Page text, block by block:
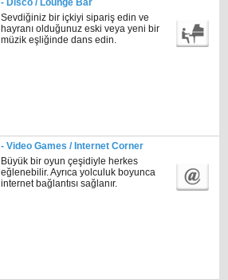
- Disco / Lounge Bar
Sevdiğiniz bir içkiyi sipariş edin ve
hayranı olduğunuz eski veya yeni bir
müzik eşliğinde dans edin.
- Video Games / Internet Corner
Büyük bir oyun çeşidiyle herkes
eğlenebilir. Ayrıca yolculuk boyunca
internet bağlantısı sağlanır.